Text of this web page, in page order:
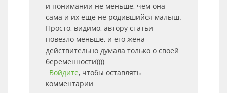
и понимании не меньше, чем она
сама и их еще не родившийся малыш.
Просто, видимо, автору статьи
повезло меньше, и его жена
действительно думала только о своей
беременности))))
Войдите, чтобы оставлять
комментарии